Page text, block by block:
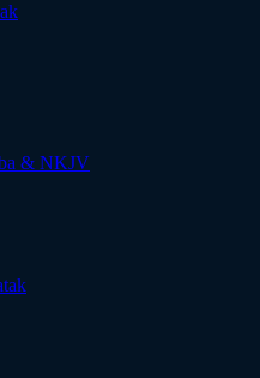
& NKJV